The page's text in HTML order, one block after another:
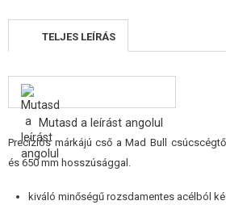
HÍREK
ELÉRHETŐSÉG
TELJES LEÍRÁS
Mutasd a leírást angolul
Precíziós márkájú cső a Mad Bull
és 650 mm hosszúsággal.
kiváló minőségű rozsdamentes acélból